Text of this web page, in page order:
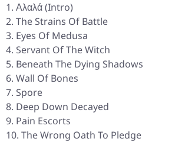
Αλαλά (Intro)
The Strains Of Battle
Eyes Of Medusa
Servant Of The Witch
Beneath The Dying Shadows
Wall Of Bones
Spore
Deep Down Decayed
Pain Escorts
The Wrong Oath To Pledge